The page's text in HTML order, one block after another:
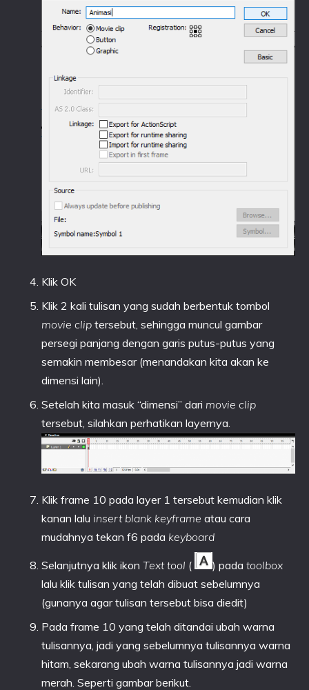
Klik OK
Klik 2 kali tulisan yang sudah berbentuk tombol
movie clip tersebut, sehingga muncul gambar
persegi panjang dengan garis putus-putus yang
semakin membesar (menandakan kita akan ke
dimensi lain).
Setelah kita masuk “dimensi” dari movie clip
tersebut, silahkan perhatikan layernya.
Klik frame 10 pada layer 1 tersebut kemudian klik
kanan lalu insert blank keyframe atau cara
mudahnya tekan f6 pada keyboard
Selanjutnya klik ikon Text tool ( ) pada toolbox
lalu klik tulisan yang telah dibuat sebelumnya
(gunanya agar tulisan tersebut bisa diedit)
Pada frame 10 yang telah ditandai ubah warna
tulisannya, jadi yang sebelumnya tulisannya warna
hitam, sekarang ubah warna tulisannya jadi warna
merah. Seperti gambar berikut.